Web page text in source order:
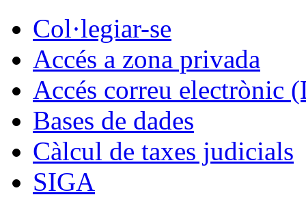
Col·legiar-se
Accés a zona privada
Accés correu electrònic
Bases de dades
Càlcul de taxes judicials
SIGA